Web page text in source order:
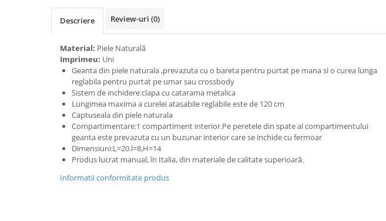
Descriere Review-uri (0)
Material: Piele Naturală
Imprimeu: Uni
Geanta din piele naturala ,prevazuta cu o bareta pentru purtat pe mana si o curea lunga
reglabila pentru purtat pe umar sau crossbody
Sistem de inchidere:clapa cu catarama metalica
Lungimea maxima a curelei atasabile reglabile este de 120 cm
Captuseala din piele naturala
Compartimentare:1 compartiment interior.Pe peretele din spate al compartimentului
geanta este prevazuta cu un buzunar interior care se inchide cu fermoar
Dimensiuni:L=20.l=8,H=14
Produs lucrat manual, în Italia, din materiale de calitate superioară.
Informatii conformitate produs